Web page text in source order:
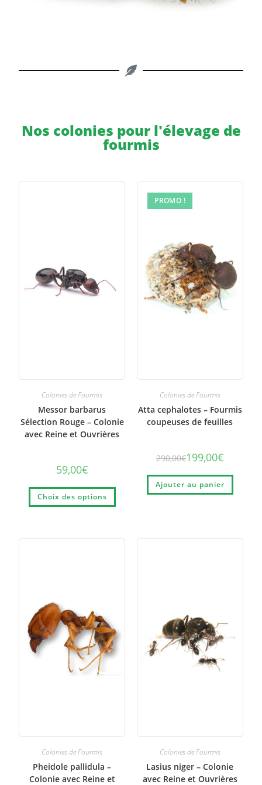
Nos colonies pour l'élevage de
fourmis
Colonies de Fourmis
Messor barbarus
Sélection Rouge – Colonie
avec Reine et Ouvrières
59,00€
Choix des options
PROMO !
Colonies de Fourmis
Atta cephalotes – Fourmis
coupeuses de feuilles
290,00€199,00€
Ajouter au panier
Colonies de Fourmis
Pheidole pallidula –
Colonie avec Reine et
Colonies de Fourmis
Lasius niger – Colonie
avec Reine et Ouvrières